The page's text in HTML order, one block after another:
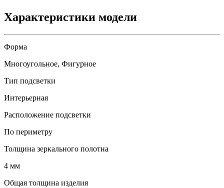
Характеристики модели
Форма
Многоугольное, Фигурное
Тип подсветки
Интерьерная
Расположение подсветки
По периметру
Толщина зеркального полотна
4 мм
Общая толщина изделия